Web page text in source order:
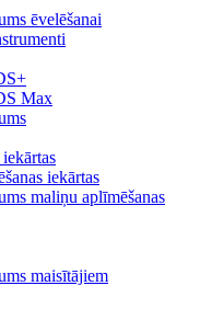
ēvelēšanai
Max
iekārtas
maliņu aplīmēšanas
maisītājiem